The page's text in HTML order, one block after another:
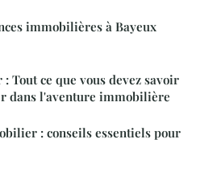
immobilières à Bayeux
Tout ce que vous devez savoir
dans l'aventure immobilière
: conseils essentiels pour